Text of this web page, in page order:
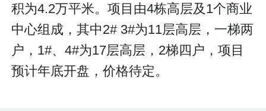
积为4.2万平米。项目由4栋高层及1个商业
中心组成，其中2# 3#为11层高层，一梯两
户，1#、4#为17层高层，2梯四户，项目
预计年底开盘，价格待定。